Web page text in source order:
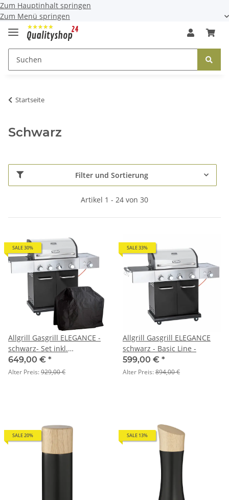
Zum Hauptinhalt springen
Zum Menü springen
Startseite
Schwarz
Filter und Sortierung
Artikel 1 - 24 von 30
SALE 30%
Allgrill Gasgrill ELEGANCE -
schwarz- Set inkl.
Wetterschutzhülle
649,00 € *
Alter Preis:929,00 €
SALE 33%
Allgrill Gasgrill ELEGANCE
schwarz - Basic Line -
599,00 € *
Alter Preis:894,00 €
SALE 20% SALE 13%